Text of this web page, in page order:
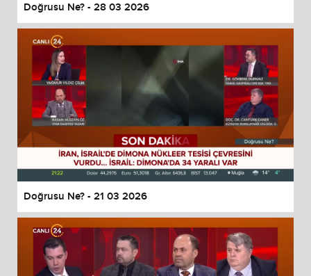
Doğrusu Ne? - 28 03 2026
Doğrusu Ne? - 21 03 2026